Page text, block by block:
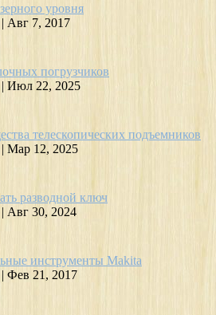
уровня
| Авг 7, 2017
погрузчиков
| Июл 22, 2025
телескопических подъемников
| Мар 12, 2025
разводной ключ
| Авг 30, 2024
инструменты Makita
| Фев 21, 2017